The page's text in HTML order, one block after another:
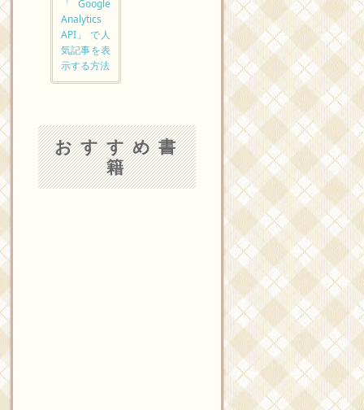
「Google
Analytics
API」 で人
気記事を表
示する方法
おすすめ書
籍